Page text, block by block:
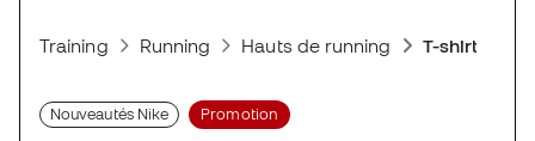
Training Running Hauts de running T-shirts
Nouveautés Nike Promotion